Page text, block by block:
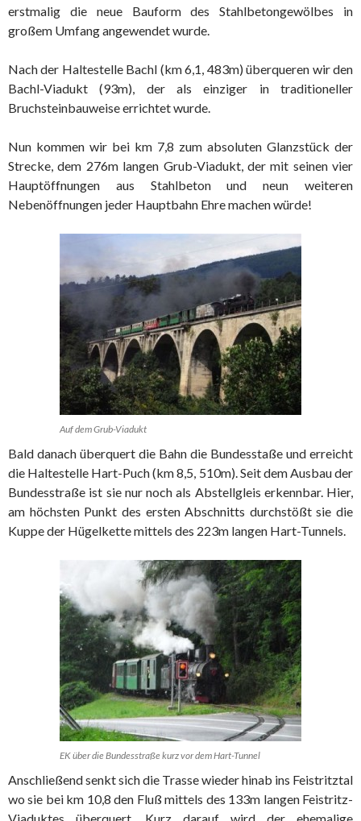
erstmalig die neue Bauform des Stahlbetongewölbes in
großem Umfang angewendet wurde.
Nach der Haltestelle Bachl (km 6,1, 483m) überqueren wir den
Bachl-Viadukt (93m), der als einziger in traditioneller
Bruchsteinbauweise errichtet wurde.
Nun kommen wir bei km 7,8 zum absoluten Glanzstück der
Strecke, dem 276m langen Grub-Viadukt, der mit seinen vier
Hauptöffnungen aus Stahlbeton und neun weiteren
Nebenöffnungen jeder Hauptbahn Ehre machen würde!
Auf dem Grub-Viadukt
Bald danach überquert die Bahn die Bundesstaße und erreicht
die Haltestelle Hart-Puch (km 8,5, 510m). Seit dem Ausbau der
Bundesstraße ist sie nur noch als Abstellgleis erkennbar. Hier,
am höchsten Punkt des ersten Abschnitts durchstößt sie die
Kuppe der Hügelkette mittels des 223m langen Hart-Tunnels.
EK über die Bundesstraße kurz vor dem Hart-Tunnel
Anschließend senkt sich die Trasse wieder hinab ins Feistritztal
wo sie bei km 10,8 den Fluß mittels des 133m langen Feistritz-